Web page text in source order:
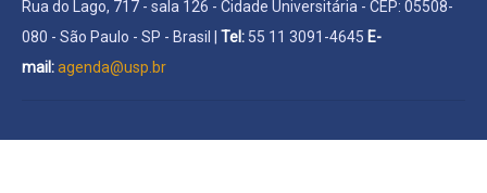
Rua do Lago, 717 - sala 126 - Cidade Universitária - CEP: 05508-
080 - São Paulo - SP - Brasil | Tel: 55 11 3091-4645 E-
mail:agenda@usp.br